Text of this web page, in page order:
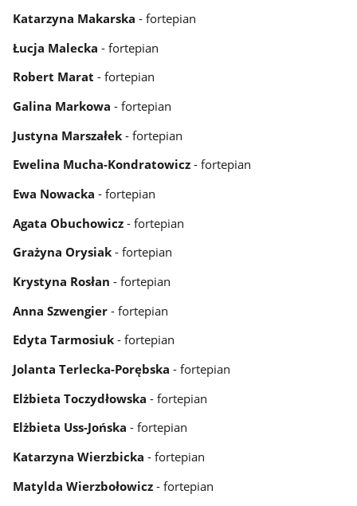
Katarzyna Makarska - fortepian
Łucja Malecka - fortepian
Robert Marat - fortepian
Galina Markowa - fortepian
Justyna Marszałek - fortepian
Ewelina Mucha-Kondratowicz - fortepian
Ewa Nowacka - fortepian
Agata Obuchowicz- fortepian
Grażyna Orysiak - fortepian
Krystyna Rosłan - fortepian
Anna Szwengier - fortepian
Edyta Tarmosiuk- fortepian
Jolanta Terlecka-Porębska - fortepian
Elżbieta Toczydłowska - fortepian
Elżbieta Uss-Jońska- fortepian
Katarzyna Wierzbicka - fortepian
Matylda Wierzbołowicz- fortepian